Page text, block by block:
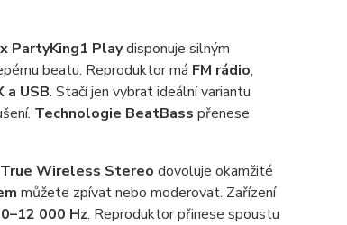
PartyKing1 Playdisponuje silným
beatu. Reproduktor má FM rádio,
a USB. Stačí jen vybrat ideální variantu
Technologie BeatBass přenese
True Wireless Stereo dovoluje okamžité
můžete zpívat nebo moderovat. Zařízení
000 Hz. Reproduktor přinese spoustu